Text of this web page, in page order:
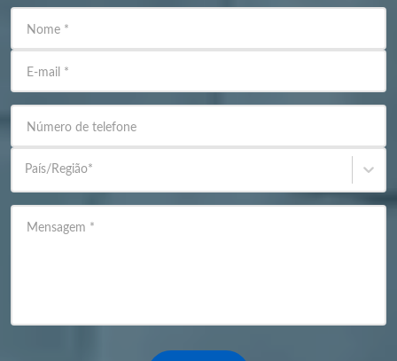
Nome *
E-mail *
Número de telefone
País/Região*
Mensagem *